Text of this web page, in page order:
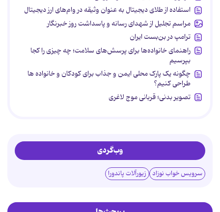
استفاده از طلای دیجیتال به عنوان وثیقه در وام‌های ارز دیجیتال
مراسم تجلیل از شهدای رسانه و پاسداشت روز خبرنگار
ترامپ در بن‌بست ایران
راهنمای خانواده‌ها برای پرسش‌های سلامت؛ چه چیزی را کجا
بپرسیم
چگونه یک پارک محلی ایمن و جذاب برای کودکان و خانواده ها
طراحی کنیم؟
تصویر بدنی؛ قربانی موج لاغری
وب‌گردی
سرویس خواب نوزاد زیورآلات پاندورا